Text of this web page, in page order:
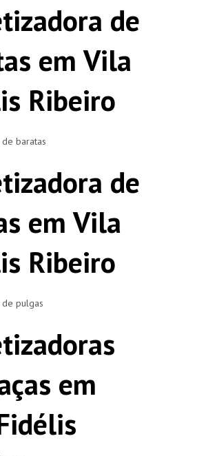
de
em Vila
Ribeiro
baratas
de
em Vila
Ribeiro
pulgas
em